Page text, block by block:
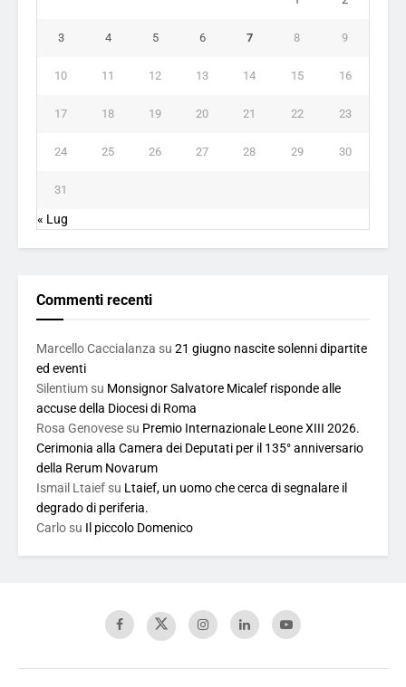
3 4 5 6 7 8 9
10 11 12 13 14 15 16
17 18 19 20 21 22 23
24 25 26 27 28 29 30
31
« Lug
Commenti recenti
Marcello Caccialanza su 21 giugno nascite solenni dipartite
ed eventi
Silentium su Monsignor Salvatore Micalef risponde alle
accuse della Diocesi di Roma
Rosa Genovese su Premio Internazionale Leone XIII 2026.
Cerimonia alla Camera dei Deputati per il 135° anniversario
della Rerum Novarum
Ismail Ltaief su Ltaief, un uomo che cerca di segnalare il
degrado di periferia.
Carlo su Il piccolo Domenico